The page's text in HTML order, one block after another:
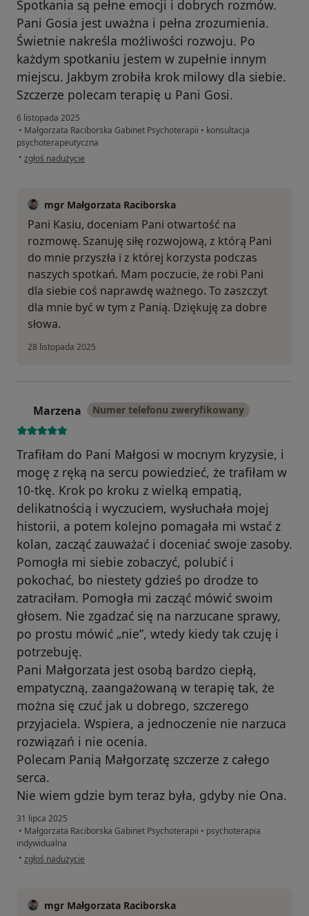
Spotkania są pełne emocji i dobrych rozmów.
Pani Gosia jest uważna i pełna zrozumienia.
Świetnie nakreśla możliwości rozwoju. Po
każdym spotkaniu jestem w zupełnie innym
miejscu. Jakbym zrobiła krok milowy dla siebie.
Szczerze polecam terapię u Pani Gosi.
6 listopada 2025
• Małgorzata Raciborska Gabinet Psychoterapii • konsultacja
psychoterapeutyczna
• w opinii użytkownika Kasia
zgłoś nadużycie
mgr Małgorzata Raciborska
Pani Kasiu, doceniam Pani otwartość na
rozmowę. Szanuję siłę rozwojową, z którą Pani
do mnie przyszła i z której korzysta podczas
naszych spotkań. Mam poczucie, że robi Pani
dla siebie coś naprawdę ważnego. To zaszczyt
dla mnie być w tym z Panią. Dziękuję za dobre
słowa.
28 listopada 2025
Marzena Numer telefonu zweryfikowany
Trafiłam do Pani Małgosi w mocnym kryzysie, i
mogę z ręką na sercu powiedzieć, że trafiłam w
10-tkę. Krok po kroku z wielką empatią,
delikatnością i wyczuciem, wysłuchała mojej
historii, a potem kolejno pomagała mi wstać z
kolan, zacząć zauważać i doceniać swoje zasoby.
Pomogła mi siebie zobaczyć, polubić i
pokochać, bo niestety gdzieś po drodze to
zatraciłam. Pomogła mi zacząć mówić swoim
głosem. Nie zgadzać się na narzucane sprawy,
po prostu mówić „nie”, wtedy kiedy tak czuję i
potrzebuję.
Pani Małgorzata jest osobą bardzo ciepłą,
empatyczną, zaangażowaną w terapię tak, że
można się czuć jak u dobrego, szczerego
przyjaciela. Wspiera, a jednoczenie nie narzuca
rozwiązań i nie ocenia.
Polecam Panią Małgorzatę szczerze z całego
serca.
Nie wiem gdzie bym teraz była, gdyby nie Ona.
31 lipca 2025
• Małgorzata Raciborska Gabinet Psychoterapii • psychoterapia
indywidualna
• w opinii użytkownika Marzena
zgłoś nadużycie
mgr Małgorzata Raciborska